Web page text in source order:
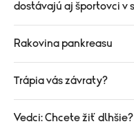
dostávajú aj športovci v
Rakovina pankreasu
Trápia vás závraty?
Vedci: Chcete žiť